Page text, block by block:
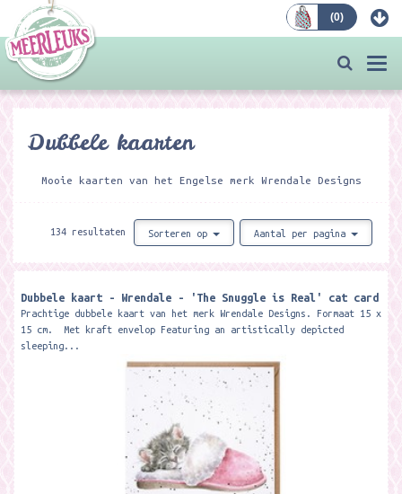
(0)
Dubbele kaarten
Mooie kaarten van het Engelse merk Wrendale Designs
134 resultaten Sorteren op Aantal per pagina
Dubbele kaart - Wrendale - 'The Snuggle is Real' cat card
Prachtige dubbele kaart van het merk Wrendale Designs. Formaat 15 x
15 cm. Met kraft envelop Featuring an artistically depicted
sleeping...